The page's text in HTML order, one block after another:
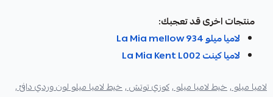
منتجات اخرى قد تعجبك:
لاميا ميلو La Mia mellow 934
لاميا كينت La Mia Kent L002
لاميا ميلو ,خيط لاميا ميلو ,كوزي توتش ,خيط لاميا ميلو لون وردي دافئ ,